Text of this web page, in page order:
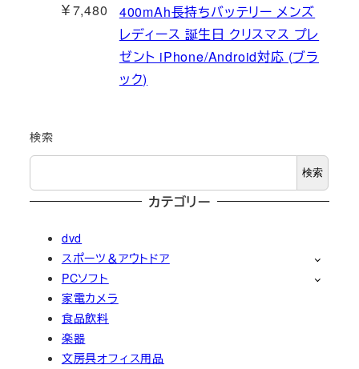
￥7,480
400mAh長持ちバッテリー メンズ
レディース 誕生日 クリスマス プレ
ゼント iPhone/Android対応 (ブラ
ック)
検索
検索
カテゴリー
dvd
スポーツ＆アウトドア
PCソフト
家電カメラ
食品飲料
楽器
文房具オフィス用品